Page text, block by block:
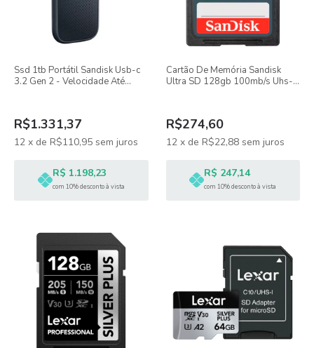
Ssd 1tb Portátil Sandisk Usb-c
3.2 Gen 2 - Velocidade Até
R$1.331,37
12 x de R$110,95 sem juros
R$ 1.198,23
com 10% desconto à vista
Cartão De Memória Sandisk
Ultra SD 128gb 100mb/s Uhs-i
R$274,60
12 x de R$22,88 sem juros
R$ 247,14
com 10% desconto à vista